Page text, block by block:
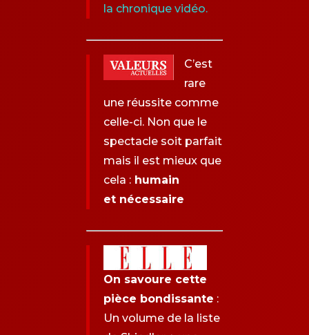
la chronique vidéo.
C’est
rare
une réussite comme
celle-ci. Non que le
spectacle soit parfait
mais il est mieux que
cela : humain
et nécessaire
On savoure cette
pièce bondissante :
Un volume de la liste